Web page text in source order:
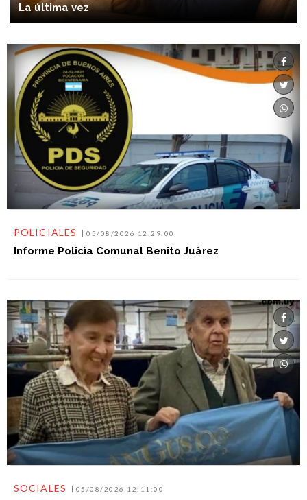
La última vez
POLICIALES 05/08/2026 12:29:00
Informe Policìa Comunal Benito Juàrez
SOCIALES 05/08/2026 12:11:00